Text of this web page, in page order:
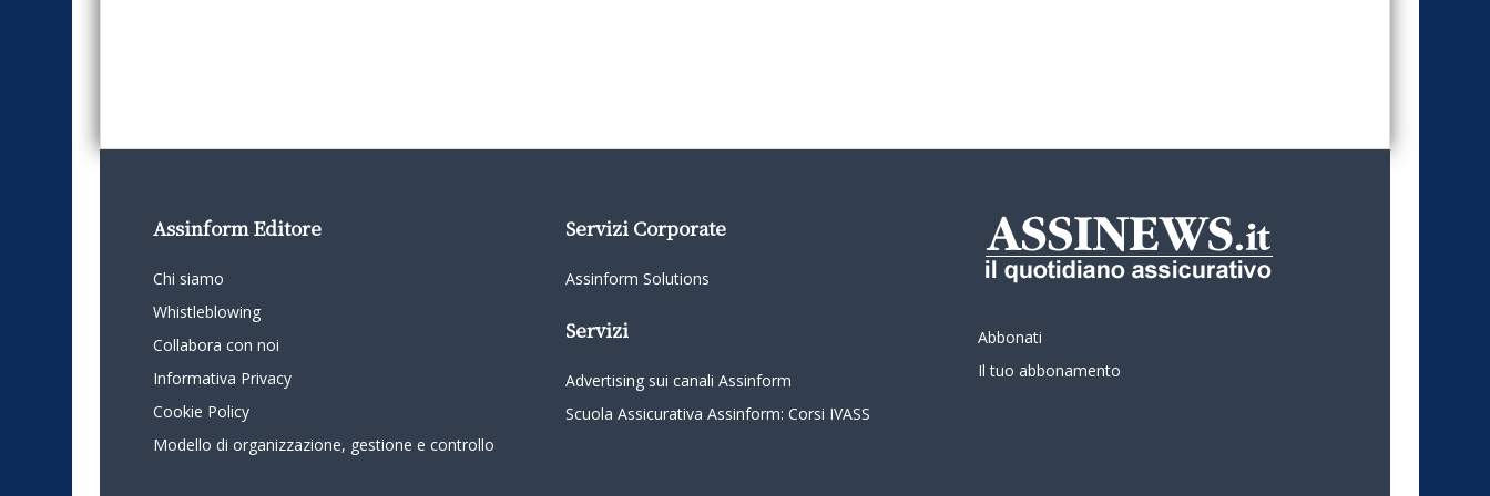
Assinform Editore
Chi siamo
Whistleblowing
Collabora con noi
Informativa Privacy
Cookie Policy
Modello di organizzazione, gestione e controllo
Servizi Corporate
Assinform Solutions
Servizi
Advertising sui canali Assinform
Scuola Assicurativa Assinform: Corsi IVASS
Abbonati
Il tuo abbonamento